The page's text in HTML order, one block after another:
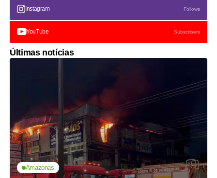
Instagram Follows
YouTube Subscribers
Últimas notícias
Amazonas